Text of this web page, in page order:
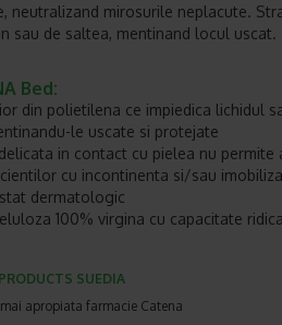
neutralizand mirosurile neplacute.
sau de saltea, mentinand locul uscat.
Bed:
din polietilena ce impiedica lichidul
le uscate si protejate
in contact cu pielea nu permite
cu incontinenta si/sau
dermatologic
100% virgina cu capacitate
SUEDIA
apropiata farmacie Catena